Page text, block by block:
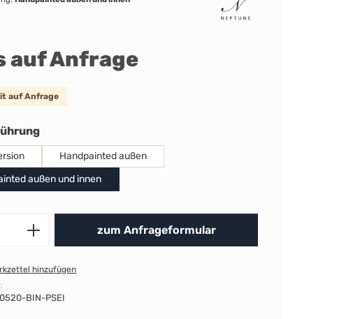
auf Anfrage
auf Anfrage
auswählen
Handpainted außen
außen und innen
Produkt Anzahl: Gib den
zum Anfrageformular
hinzufügen
BIN-PSEI